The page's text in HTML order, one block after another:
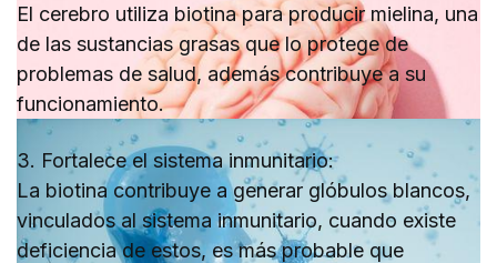
El cerebro utiliza biotina para producir mielina, una
de las sustancias grasas que lo protege de
problemas de salud, además contribuye a su
funcionamiento.
3. Fortalece el sistema inmunitario:
La biotina contribuye a generar glóbulos blancos,
vinculados al sistema inmunitario, cuando existe
deficiencia de estos, es más probable que